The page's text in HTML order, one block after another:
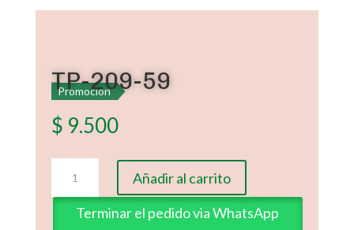
Promoción
TP-209-59
$ 9.500
209-
59
cantidad
Añadir al carrito
Terminar el pedido via WhatsApp